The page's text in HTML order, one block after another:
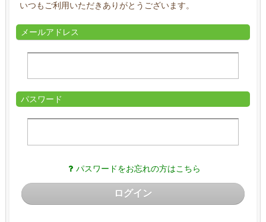
いつもご利用いただきありがとうございます。
メールアドレス
パスワード
パスワードをお忘れの方はこちら
ログイン